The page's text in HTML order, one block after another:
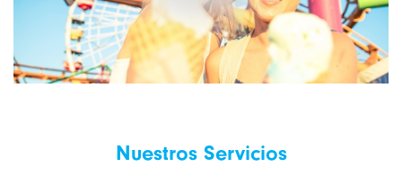
Nuestros Servicios